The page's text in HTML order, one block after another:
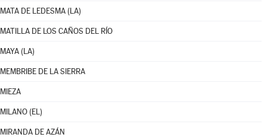
MATA DE LEDESMA (LA)
MATILLA DE LOS CAÑOS DEL RÍO
MAYA (LA)
MEMBRIBE DE LA SIERRA
MIEZA
MILANO (EL)
MIRANDA DE AZÁN